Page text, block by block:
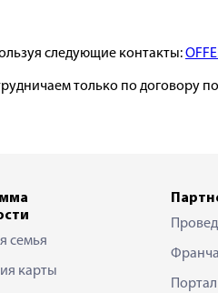
следующие контакты:
только по договору
семья
карты